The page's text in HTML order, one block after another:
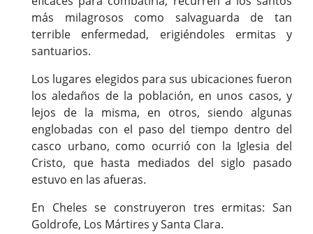
más milagrosos como salvaguarda de tan
terrible enfermedad, erigiéndoles ermitas y
santuarios.
Los lugares elegidos para sus ubicaciones fueron
los aledaños de la población, en unos casos, y
lejos de la misma, en otros, siendo algunas
englobadas con el paso del tiempo dentro del
casco urbano, como ocurrió con la Iglesia del
Cristo, que hasta mediados del siglo pasado
estuvo en las afueras.
En Cheles se construyeron tres ermitas: San
Goldrofe, Los Mártires y Santa Clara.